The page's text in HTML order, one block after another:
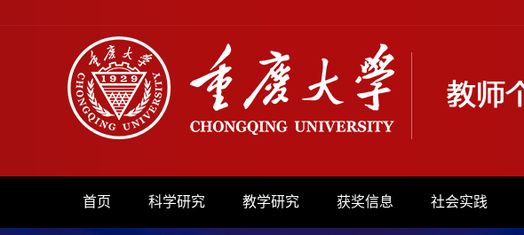
首页 科学研究 教学研究 获奖信息 社会实践